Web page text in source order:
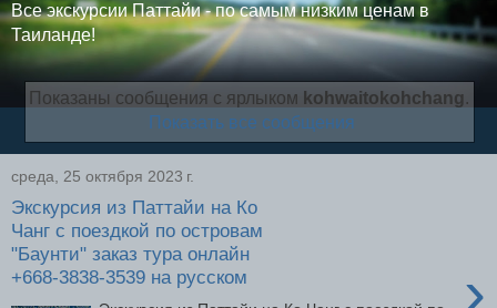
Все экскурсии Паттайи - по самым низким ценам в
Таиланде!
Показаны сообщения с ярлыком kohwaitokohchang.
Показать все сообщения
среда, 25 октября 2023 г.
Экскурсия из Паттайи на Ко
Чанг с поездкой по островам
"Баунти" заказ тура онлайн
+668-3838-3539 на русском
›